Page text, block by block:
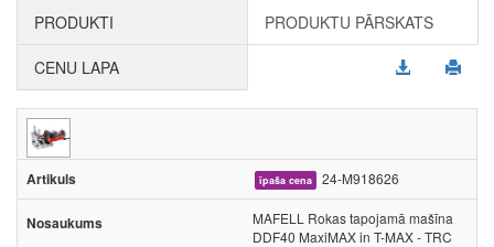
PRODUKTI PRODUKTU PĀRSKATS
CENU LAPA
īpaša cena 24-M918626
MAFELL Rokas tapojamā mašīna
DDF40 MaxiMAX in T-MAX - TRC